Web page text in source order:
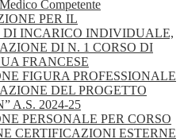
Competente
PER IL
DI INCARICO INDIVIDUALE,
DI N. 1 CORSO DI
FRANCESE
FIGURA PROFESSIONALE
DEL PROGETTO
A.S. 2024-25
PERSONALE PER CORSO
CERTIFICAZIONI ESTERNE